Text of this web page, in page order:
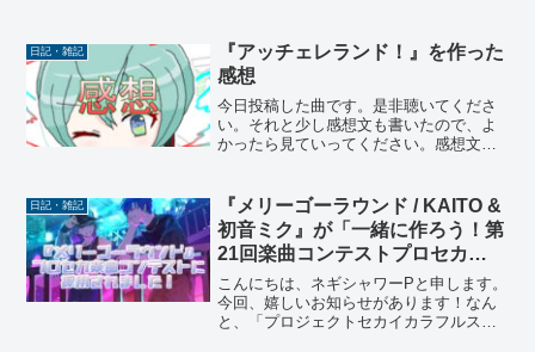
れは中学生のとき「他人という鏡に映し
た自分を見て、自分を知...
日記・雑記
『アッチェレランド！』を作った
感想
今日投稿した曲です。是非聴いてくださ
い。それと少し感想文も書いたので、よ
かったら見ていってください。感想文カ
な印象を与え、多幸感の溢れるサウンド
が乗りやすいので、その衝撃は花火...
日記・雑記
『メリーゴーラウンド / KAITO &
初音ミク』が「一緒に作ろう！第
21回楽曲コンテストプロセカ
NEXT」で採用されました！感
謝！
こんにちは、ネギシャワーPと申します。
今回、嬉しいお知らせがあります！なん
と、「プロジェクトセカイカラフルステ